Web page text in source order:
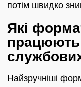
потім швидко
Які
працюють
Найзручніші